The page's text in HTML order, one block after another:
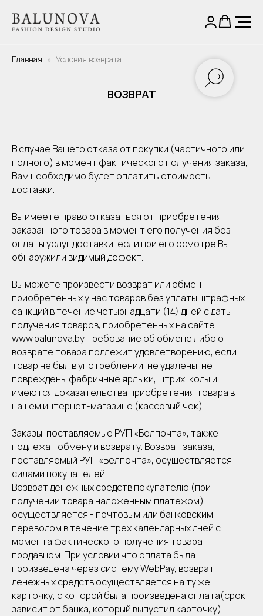
Главная Условия возврата
ВОЗВРАТ
В случае Вашего отказа от покупки (частичного или
полного) в момент фактического получения заказа,
Вам необходимо будет оплатить стоимость
доставки.
Вы имеете право отказаться от приобретения
заказанного товара в момент его получения без
оплаты услуг доставки, если при его осмотре Вы
обнаружили видимый дефект.
Вы можете произвести возврат или обмен
приобретенных у нас товаров без уплаты штрафных
санкций в течение четырнадцати (14) дней с даты
получения товаров, приобретенных на сайте
www.balunova.by. Требование об обмене либо о
возврате товара подлежит удовлетворению, если
товар не был в употреблении, не удалены, не
повреждены фабричные ярлыки, штрих-коды и
имеются доказательства приобретения товара в
нашем интернет-магазине (кассовый чек).
Заказы, поставляемые РУП «Белпочта», также
подлежат обмену и возврату. Возврат заказа,
поставляемый РУП «Белпочта», осуществляется
силами покупателей.
Возврат денежных средств покупателю (при
получении товара наложенным платежом)
осуществляется - почтовым или банковским
переводом в течение трех календарных дней с
момента фактического получения товара
продавцом. При условии что оплата была
произведена через систему WebPay, возврат
денежных средств осуществляется на ту же
карточку, с которой была произведена оплата(срок
зависит от банка, который выпустил карточку).